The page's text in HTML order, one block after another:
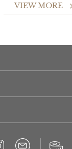
VIEW MORE